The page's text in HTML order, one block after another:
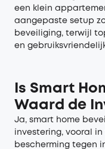
een klein
aangepaste setup
beveiliging, terwijl
en
Is Smart
Waard de
Ja, smart home
investering, vooral
bescherming tegen